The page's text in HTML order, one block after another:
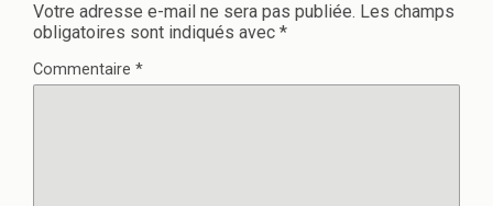
Votre adresse e-mail ne sera pas publiée. Les champs
obligatoires sont indiqués avec *
Commentaire *